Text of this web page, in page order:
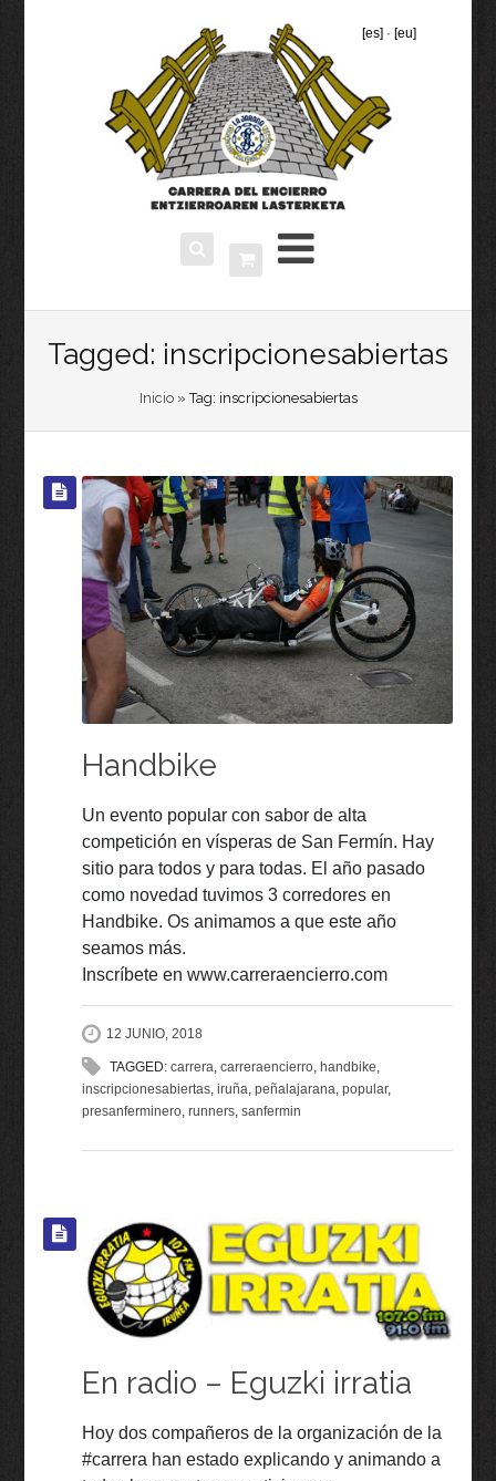
[es] · [eu]
Tagged: inscripcionesabiertas
Inicio» Tag: inscripcionesabiertas
Handbike
Un evento popular con sabor de alta
competición en vísperas de San Fermín. Hay
sitio para todos y para todas. El año pasado
como novedad tuvimos 3 corredores en
Handbike. Os animamos a que este año
seamos más.
Inscríbete en www.carreraencierro.com
12 JUNIO, 2018
TAGGED: carrera, carreraencierro, handbike,
inscripcionesabiertas, iruña, peñalajarana, popular,
presanferminero, runners, sanfermin
En radio – Eguzki irratia
Hoy dos compañeros de la organización de la
#carrera han estado explicando y animando a